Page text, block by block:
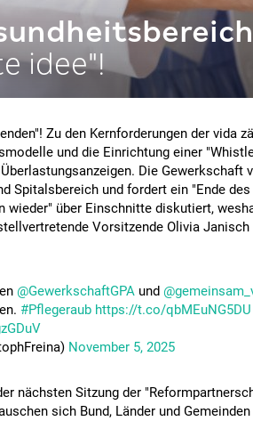
idee"!
Zu den Kernforderungen der vida
und die Einrichtung einer
Die Gewerkschaft
Spitalsbereich und fordert ein "Ende des
wieder" über Einschnitte diskutiert,
Vorsitzende Olivia Janisch
@GewerkschaftGPA und
#Pflegeraub https://t.co/qbMEuNG5DU
November 5, 2025
nächsten Sitzung der
sich Bund, Länder und Gemeinden